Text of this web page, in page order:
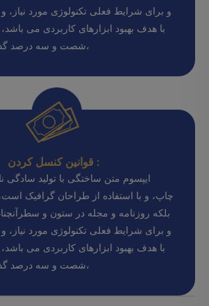
و برای شرایط فعلی تکنولوژی مورد نیاز، و
با هدف بهبود ابزارهای کاربردی می باشد،
شصت و سه درصد گذشته حال و آینده،
قوانین کنسل کردن :
ایپسوم متن ساختگی با تولید سادگی
چاپ، و با استفاده از طراحان گرافیک
بلکه روزنامه و مجله در ستون و
و برای شرایط فعلی تکنولوژی مورد نیاز، و
با هدف بهبود ابزارهای کاربردی می باشد،
شصت و سه درصد گذشته حال و آینده،